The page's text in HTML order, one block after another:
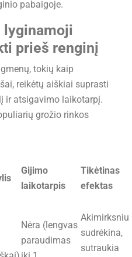
pabaigoje.
lyginamoji
prieš renginį
tokių kaip
reikėtų aiškiai suprasti
ir atsigavimo laikotarpį.
grožio rinkos
Gijimo
laikotarpis
Tikėtinas
efektas
Nėra (lengvas
paraudimas
Akimirksniu
sudrėkina,
sutraukia